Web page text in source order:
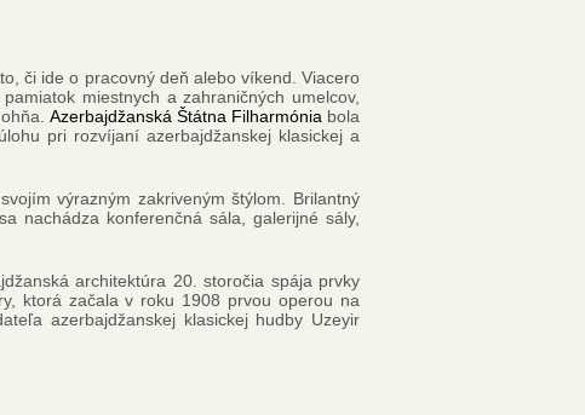
či ide o pracovný deň alebo víkend. Viacero
miestnych a zahraničných umelcov,
Azerbajdžanská Štátna Filharmónia bola
pri rozvíjaní azerbajdžanskej klasickej a
výrazným zakriveným štýlom. Brilantný
nachádza konferenčná sála, galerijné sály,
architektúra 20. storočia spája prvky
ktorá začala v roku 1908 prvou operou na
azerbajdžanskej klasickej hudby Uzeyir